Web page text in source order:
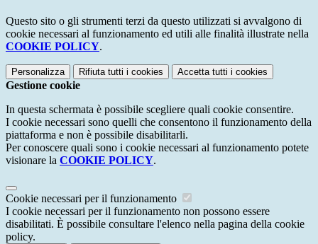
Questo sito o gli strumenti terzi da questo utilizzati si avvalgono di
cookie necessari al funzionamento ed utili alle finalità illustrate nella
COOKIE POLICY.
Personalizza Rifiuta tutti i cookies Accetta tutti i cookies
Gestione cookie
In questa schermata è possibile scegliere quali cookie consentire.
I cookie necessari sono quelli che consentono il funzionamento della
piattaforma e non è possibile disabilitarli.
Per conoscere quali sono i cookie necessari al funzionamento potete
visionare la COOKIE POLICY.
Cookie necessari per il funzionamento
I cookie necessari per il funzionamento non possono essere
disabilitati. È possibile consultare l'elenco nella pagina della cookie
policy.